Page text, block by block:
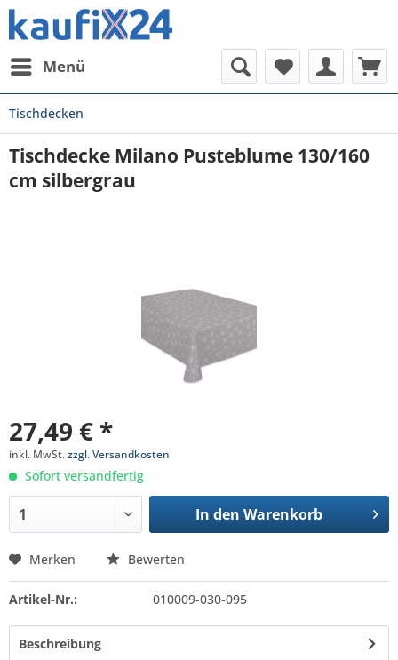
Menü
Tischdecken
Tischdecke Milano Pusteblume 130/160
cm silbergrau
27,49 € *
inkl. MwSt.zzgl. Versandkosten
Sofort versandfertig
In den Warenkorb
Merken Bewerten
Artikel-Nr.: 010009-030-095
Beschreibung